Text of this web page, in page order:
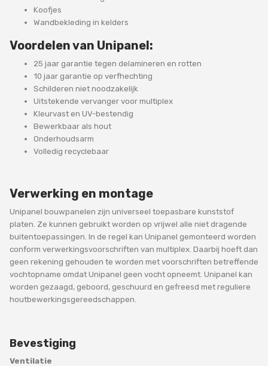
Koofjes
Wandbekleding in kelders
Voordelen van Unipanel:
25 jaar garantie tegen delamineren en rotten
10 jaar garantie op verfhechting
Schilderen niet noodzakelijk
Uitstekende vervanger voor multiplex
Kleurvast en UV-bestendig
Bewerkbaar als hout
Onderhoudsarm
Volledig recyclebaar
Verwerking en montage
Unipanel bouwpanelen zijn universeel toepasbare kunststof
platen. Ze kunnen gebruikt worden op vrijwel alle niet dragende
buitentoepassingen. In de regel kan Unipanel gemonteerd worden
conform verwerkingsvoorschriften van multiplex. Daarbij hoeft dan
geen rekening gehouden te worden met voorschriften betreffende
vochtopname omdat Unipanel geen vocht opneemt. Unipanel kan
worden gezaagd, geboord, geschuurd en gefreesd met reguliere
houtbewerkingsgereedschappen.
Bevestiging
Ventilatie